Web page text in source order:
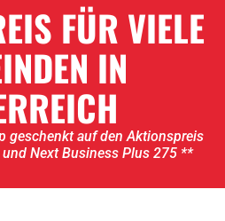
FÜR VIELE
IN
geschenkt auf den Aktionspreis
Next Business Plus 275 **